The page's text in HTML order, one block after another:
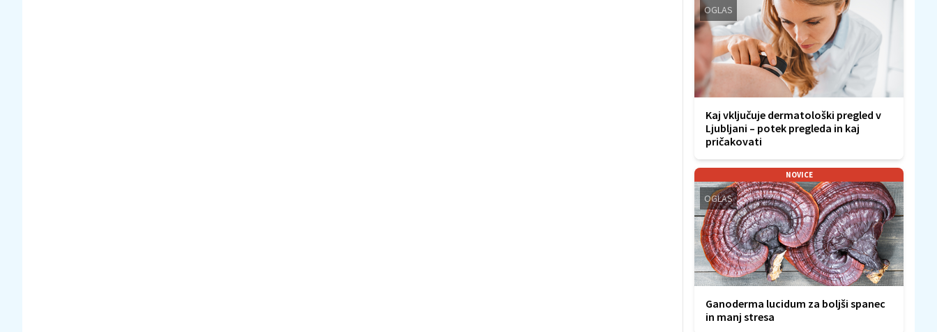
OGLAS
Kaj vključuje dermatološki pregled v
Ljubljani – potek pregleda in kaj
pričakovati
NOVICE
OGLAS
Ganoderma lucidum za boljši spanec
in manj stresa